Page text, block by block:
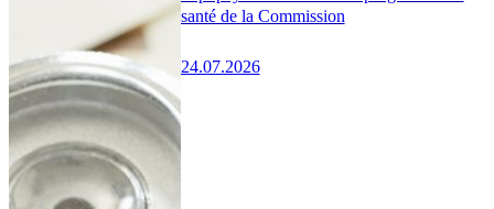
santé de la Commission
24.07.2026